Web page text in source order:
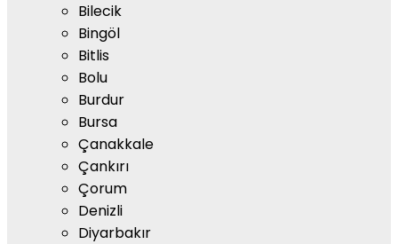
Bilecik
Bingöl
Bitlis
Bolu
Burdur
Bursa
Çanakkale
Çankırı
Çorum
Denizli
Diyarbakır